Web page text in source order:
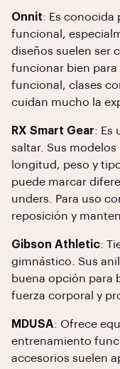
Onnit: Es conocida
funcional,
diseños suelen ser
funcionar bien
funcional, clases
cuidan mucho la
RX Smart Gear: Es
saltar. Sus
longitud, peso y
puede marcar
unders. Para uso
reposición y
Gibson Athletic:
gimnástico. Sus
buena opción para
fuerza corporal y
MDUSA: Ofrece
entrenamiento
accesorios suelen